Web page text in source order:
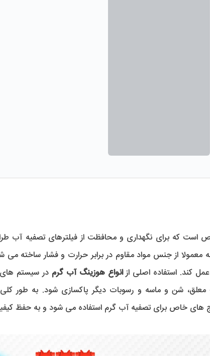
کند. استفاده اصلی از انواع هوزینگ آب گرم
معلق، شن و ماسه و رسوبات دیگر پاکسازی شود. به طور
های خاص برای تصفیه آب گرم استفاده می شود و به حفظ